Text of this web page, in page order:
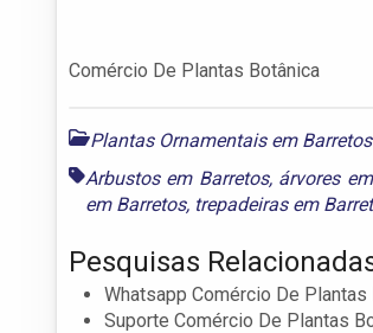
Comércio De Plantas Botânica
Plantas Ornamentais em Barretos
Arbustos em Barretos, árvores
em Barretos, trepadeiras em
Pesquisas
Whatsapp Comércio De Plantas
Suporte Comércio De Plantas